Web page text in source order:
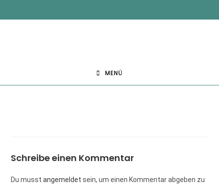
MENÜ
Schreibe einen Kommentar
Du musstangemeldet sein, um einen Kommentar abgeben zu